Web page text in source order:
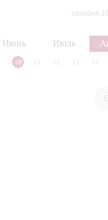
сегодня
Июнь Июль
10 12 13 14